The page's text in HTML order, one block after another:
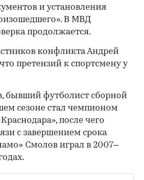
и установления
В МВД
продолжается.
конфликта Андрей
претензий к спортсмену у
бывший футболист сборной
сезоне стал чемпионом
после чего
с завершением срока
Смолов играл в 2007–